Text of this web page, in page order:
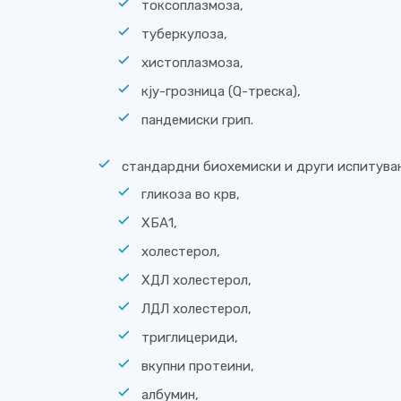
токсоплазмоза,
туберкулоза,
хистоплазмоза,
кју-грозница (Q-треска),
пандемиски грип.
стандардни биохемиски и други
гликоза во крв,
ХБА1,
холестерол,
ХДЛ холестерол,
ЛДЛ холестерол,
триглицериди,
вкупни протеини,
албумин,